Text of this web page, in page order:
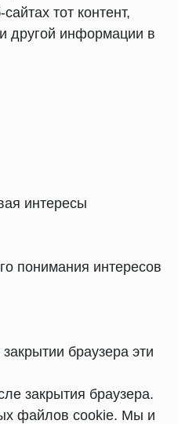
тот контент,
другой информации в
интересы
понимания интересов
браузера эти
закрытия браузера.
файлов cookie. Мы и